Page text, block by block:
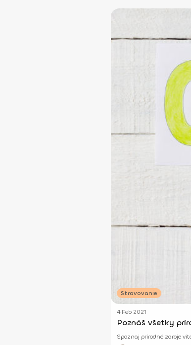
Stravovanie
4 Feb 2021
Poznáš všetky
Spoznaj prírodné zdroje